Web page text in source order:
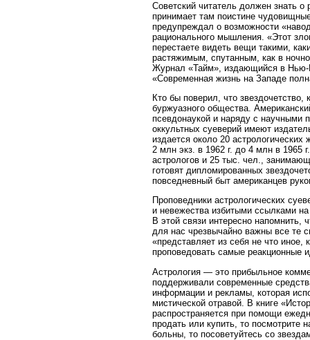
Советский читатель должен знать
принимает там поистине
предупреждал о возможности
рационального мышления. «Этот
перестаете видеть вещи такими,
растяжимым, спутанным, как в
Журнал «Тайм», издающийся в Нью-
«Современная жизнь на Западе
Кто бы поверил, что
буржуазного общества.
псевдонаукой и наряду с научными
оккультных суеверий имеют
издается около 20
2 млн экз. в 1962 г. до 4 млн в 1965
астрологов и 25 тыс. чел.,
готовят дипломированных
повседневный быт американцев
Проповедники астрологических
и невежества избитыми ссылками
В этой связи интересно
для нас чрезвычайно важны все те
«представляет из себя не что иное,
проповедовать самые реакционные
Астрология — это прибыльное
поддерживали современные
информации и рекламы, которая
мистической отравой. В книге
распространяется при помощи
продать или купить, то посмотрите
больны, то посоветуйтесь со